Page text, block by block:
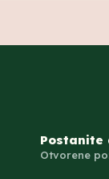
Postanite
Otvorene